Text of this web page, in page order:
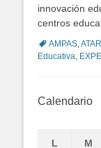
innovación
centros
TagsAMPAS,
Educativa,
Calendario
L M